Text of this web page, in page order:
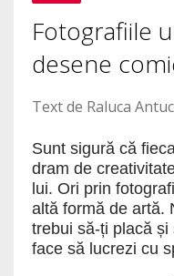
Fotografiile
desene
Text de Raluca
Sunt sigură că
dram de
lui. Ori prin
altă formă de artă.
trebui să-ți placă
face să lucrezi cu